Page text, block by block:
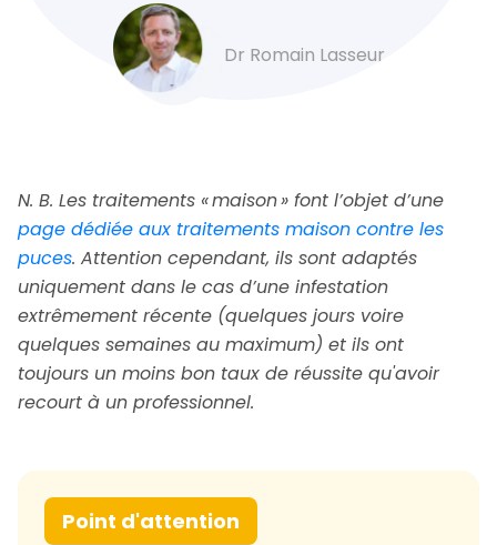
Dr Romain Lasseur
N. B. Les traitements « maison » font l’objet d’une
page dédiée aux traitements maison contre les
puces. Attention cependant, ils sont adaptés
uniquement dans le cas d’une infestation
extrêmement récente (quelques jours voire
quelques semaines au maximum) et ils ont
toujours un moins bon taux de réussite qu'avoir
recourt à un professionnel.
Point d'attention